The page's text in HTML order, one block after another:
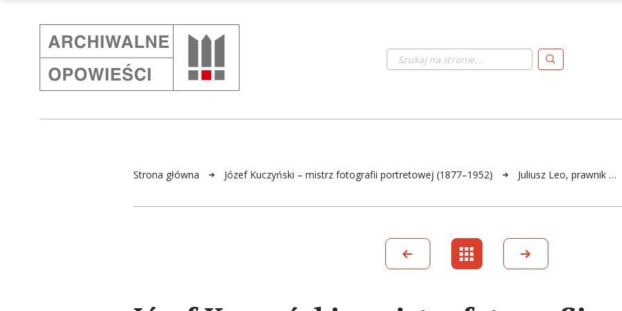
Szukaj na stronie...
Strona główna Józef Kuczyński – mistrz fotografii portretowej (1877–1952) Juliusz Leo, prawnik …